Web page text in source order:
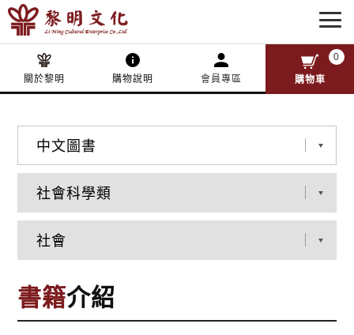
關於黎明 購物說明 會員專區
0
購物車
書籍介紹